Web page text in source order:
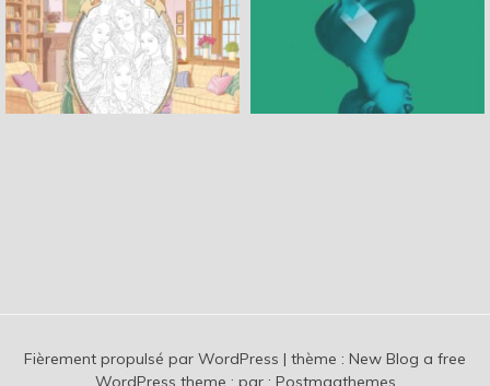
Fièrement propulsé par WordPress | thème : New Blog a free
WordPress theme : par : Postmagthemes